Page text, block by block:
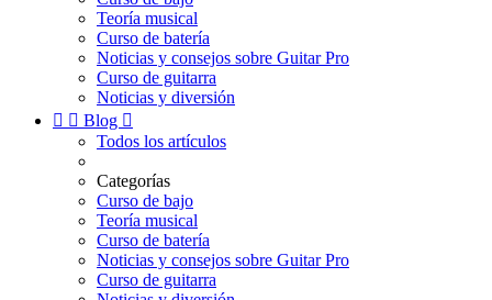
Teoría musical
Curso de batería
Noticias y consejos sobre Guitar Pro
Curso de guitarra
Noticias y diversión
  Blog 
Todos los artículos
Categorías
Curso de bajo
Teoría musical
Curso de batería
Noticias y consejos sobre Guitar Pro
Curso de guitarra